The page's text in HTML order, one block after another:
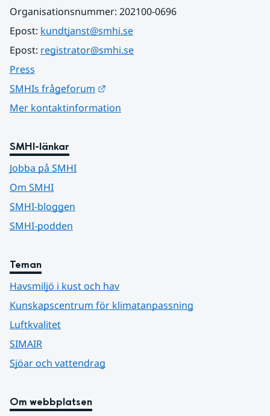
Organisationsnummer: 202100-0696
Epost: kundtjanst@smhi.se
Epost: registrator@smhi.se
Press
SMHIs frågeforum
Mer kontaktinformation
SMHI-länkar
Jobba på SMHI
Om SMHI
SMHI-bloggen
SMHI-podden
Teman
Havsmiljö i kust och hav
Kunskapscentrum för klimatanpassning
Luftkvalitet
SIMAIR
Sjöar och vattendrag
Om webbplatsen